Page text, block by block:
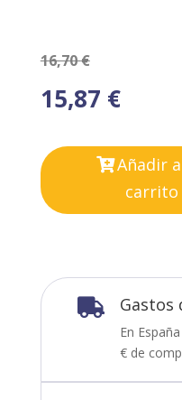
16,70€
15,87 €
Añadir
carrito
 Gastos
En
€ de